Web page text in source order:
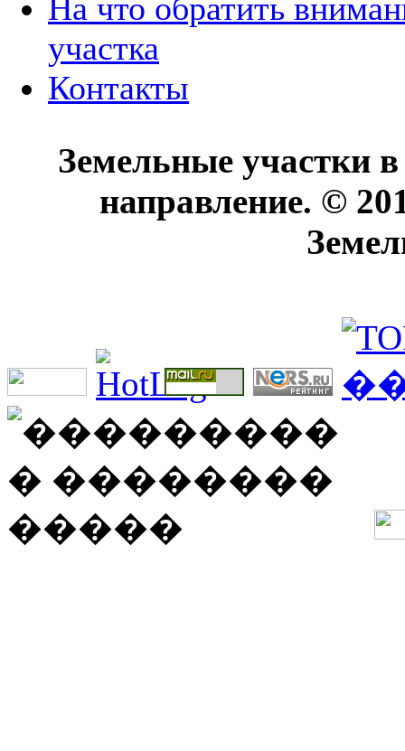
На что обратить
участка
Контакты
Земельные участки
направление. ©